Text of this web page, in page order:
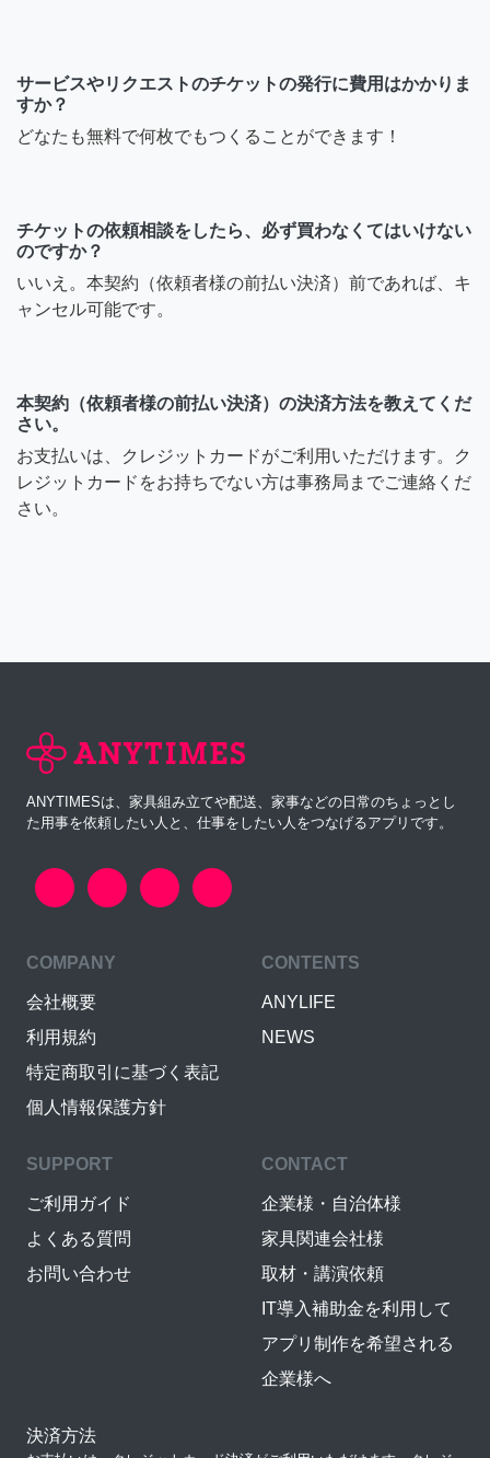
サービスやリクエストのチケットの発行に費用はかかりま
すか？
どなたも無料で何枚でもつくることができます！
チケットの依頼相談をしたら、必ず買わなくてはいけない
のですか？
いいえ。本契約（依頼者様の前払い決済）前であれば、キ
ャンセル可能です。
本契約（依頼者様の前払い決済）の決済方法を教えてくだ
さい。
お支払いは、クレジットカードがご利用いただけます。ク
レジットカードをお持ちでない方は事務局までご連絡くだ
さい。
ANYTIMESは、家具組み立てや配送、家事などの日常のちょっとし
た用事を依頼したい人と、仕事をしたい人をつなげるアプリです。
COMPANY
会社概要
利用規約
特定商取引に基づく表記
個人情報保護方針
CONTENTS
ANYLIFE
NEWS
SUPPORT
ご利用ガイド
よくある質問
お問い合わせ
CONTACT
企業様・自治体様
家具関連会社様
取材・講演依頼
IT導入補助金を利用して
アプリ制作を希望される
企業様へ
決済方法